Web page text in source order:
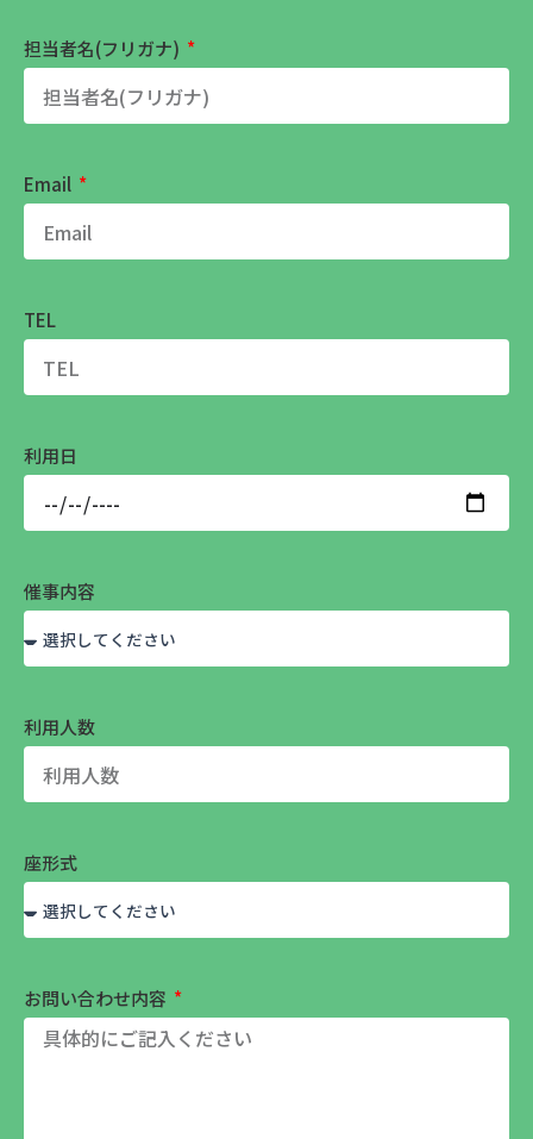
担当者名(フリガナ)
Email
TEL
利用日
催事内容
利用人数
座形式
お問い合わせ内容